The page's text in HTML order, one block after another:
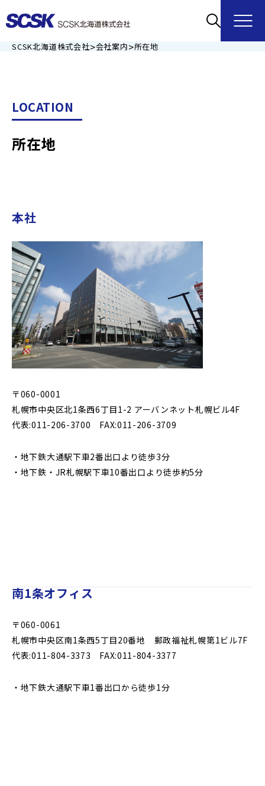
SCSK北海道株式会社>会社案内>所在地
LOCATION
所在地
本社
〒060-0001
札幌市中央区北1条西6丁目1-2 アーバンネット札幌ビル4F
代表:011-206-3700 FAX:011-206-3709
・地下鉄大通駅下車2番出口より徒歩3分
・地下鉄・JR札幌駅下車10番出口より徒歩約5分
南1条オフィス
〒060-0061
札幌市中央区南1条西5丁目20番地 郵政福祉札幌第1ビル7F
代表:011-804-3373 FAX:011-804-3377
・地下鉄大通駅下車1番出口から徒歩1分